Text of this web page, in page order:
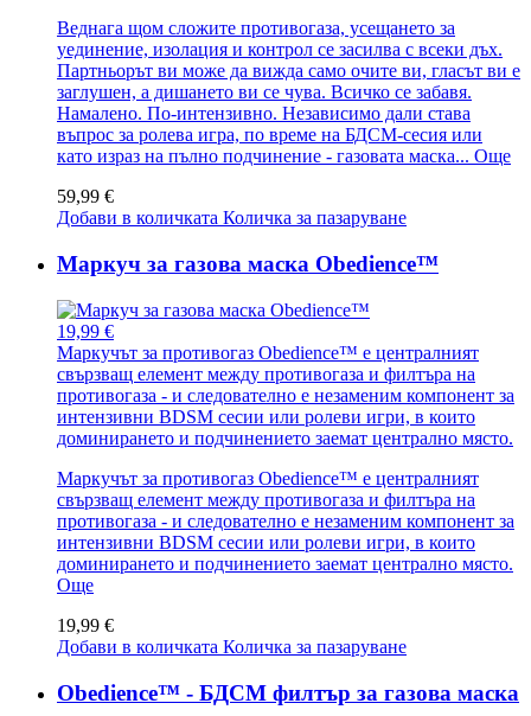
Веднага щом сложите противогаза, усещането за
уединение, изолация и контрол се засилва с всеки дъх.
Партньорът ви може да вижда само очите ви, гласът ви е
заглушен, а дишането ви се чува. Всичко се забавя.
Намалено. По-интензивно. Независимо дали става
въпрос за ролева игра, по време на БДСМ-сесия или
като израз на пълно подчинение - газовата маска... Още
59,99 €
Добави в количката Количка за пазаруване
Маркуч за газова маска Obedience™
19,99 €
Маркучът за противогаз Obedience™ е централният
свързващ елемент между противогаза и филтъра на
противогаза - и следователно е незаменим компонент за
интензивни BDSM сесии или ролеви игри, в които
доминирането и подчинението заемат централно място.
Маркучът за противогаз Obedience™ е централният
свързващ елемент между противогаза и филтъра на
противогаза - и следователно е незаменим компонент за
интензивни BDSM сесии или ролеви игри, в които
доминирането и подчинението заемат централно място.
Още
19,99 €
Добави в количката Количка за пазаруване
Obedience™ - БДСМ филтър за газова маска